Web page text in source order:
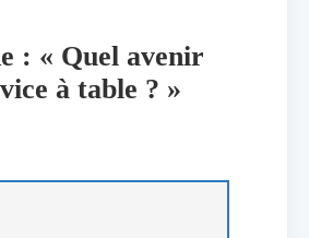
: « Quel avenir
à table ? »